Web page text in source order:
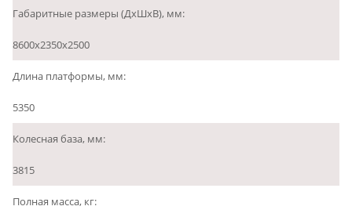
Габаритные размеры (ДхШхВ), мм:
8600х2350х2500
Длина платформы, мм:
5350
Колесная база, мм:
3815
Полная масса, кг: